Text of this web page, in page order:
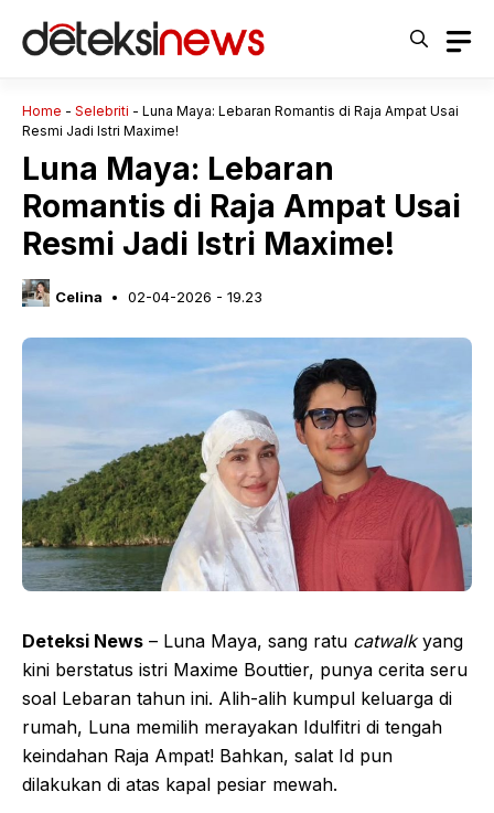
Home - Selebriti - Luna Maya: Lebaran Romantis di Raja Ampat Usai
Resmi Jadi Istri Maxime!
Luna Maya: Lebaran
Romantis di Raja Ampat Usai
Resmi Jadi Istri Maxime!
Celina 02-04-2026 - 19.23
Deteksi News – Luna Maya, sang ratu catwalkyang
kini berstatus istri Maxime Bouttier, punya cerita seru
soal Lebaran tahun ini. Alih-alih kumpul keluarga di
rumah, Luna memilih merayakan Idulfitri di tengah
keindahan Raja Ampat! Bahkan, salat Id pun
dilakukan di atas kapal pesiar mewah.